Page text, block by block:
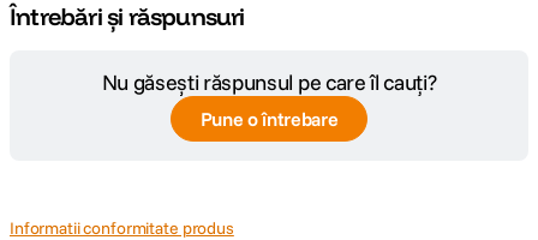
Întrebări și răspunsuri
Nu găsești răspunsul pe care îl cauți?
Pune o întrebare
Informatii conformitate produs